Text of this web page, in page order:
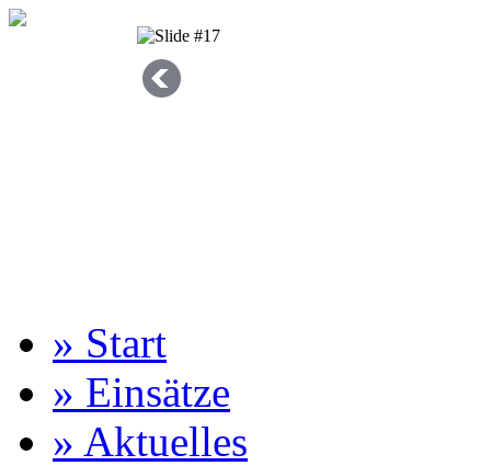
» Start
» Einsätze
» Aktuelles